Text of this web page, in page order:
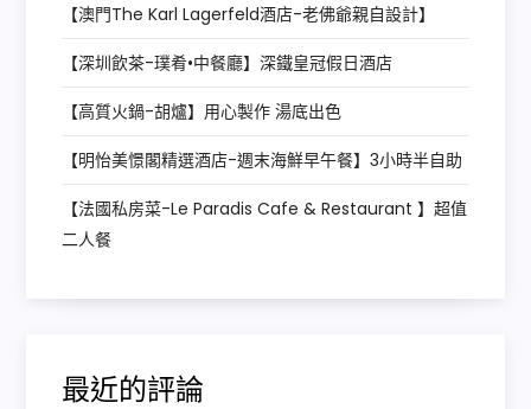
【澳門The Karl Lagerfeld酒店-老佛爺親自設計】
【深圳飲茶-璞肴•中餐廳】深鐵皇冠假日酒店
【高質火鍋-胡爐】用心製作 湯底出色
【明怡美憬閣精選酒店-週末海鮮早午餐】3小時半自助
【法國私房菜-Le Paradis Cafe & Restaurant 】超值
二人餐
最近的評論